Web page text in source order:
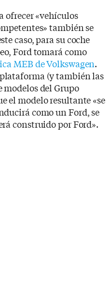
ofrecer «vehículos
también se
caso, para su coche
Ford tomará como
MEB de Volkswagen.
(y también las
del Grupo
el modelo resultante «se
como un Ford, se
construido por Ford».